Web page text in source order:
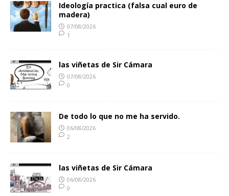
Ideología practica (falsa cual euro de
madera)
07/08/2026
1
las viñetas de Sir Cámara
07/08/2026
0
De todo lo que no me ha servido.
06/08/2026
2
las viñetas de Sir Cámara
06/08/2026
0